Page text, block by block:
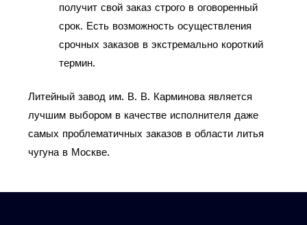
получит свой заказ строго в оговоренный
срок. Есть возможность осуществления
срочных заказов в экстремально короткий
термин.
Литейный завод им. В. В. Карминова является
лучшим выбором в качестве исполнителя даже
самых проблематичных заказов в области литья
чугуна в Москве.